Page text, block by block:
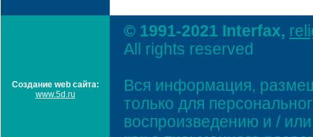
Создание web сайта:
www.5d.ru
© 1991-2021 Interfax,
All rights reserved
Вся информация,
только для
воспроизведению и /